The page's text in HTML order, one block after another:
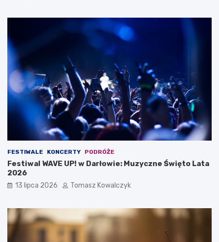
FESTIWALE KONCERTY PODRÓŻE
Festiwal WAVE UP! w Darłowie: Muzyczne Święto Lata
2026
13 lipca 2026 Tomasz Kowalczyk